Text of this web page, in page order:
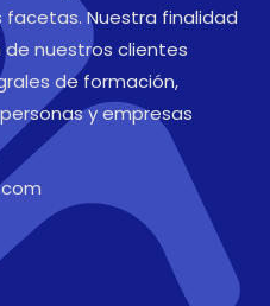
Nuestra finalidad
nuestros clientes
de formación,
y empresas